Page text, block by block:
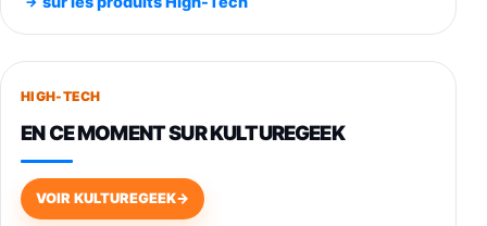
891,99€1199€Fnac (Vendeur Tiers)
Smartphone SAMSUNG Galaxy S26+ Violet
749,99€
648,63€834,71€
HIGH-TECH
EN CE MOMENT SUR KULTUREGEEK
VOIR KULTUREGEEK→